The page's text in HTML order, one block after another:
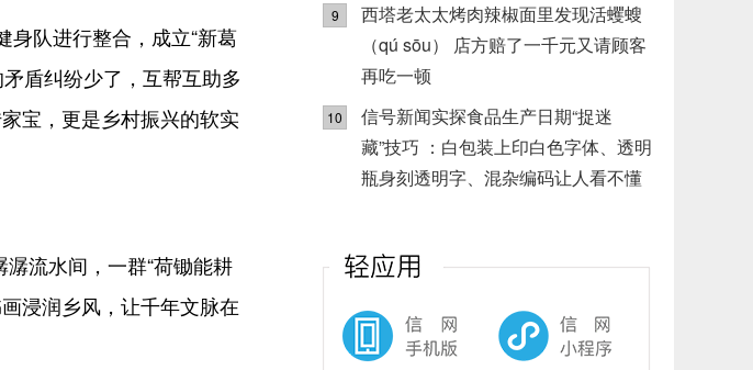
队进行整合，成立“新葛
盾纠纷少了，互帮互助多
宝，更是乡村振兴的软实
流水间，一群“荷锄能耕
浸润乡风，让千年文脉在
9
西塔老太太烤肉辣椒面里发现活蠼螋
（qú sōu） 店方赔了一千元又请顾客
再吃一顿
10
信号新闻实探食品生产日期“捉迷
藏”技巧 ：白包装上印白色字体、透明
瓶身刻透明字、混杂编码让人看不懂